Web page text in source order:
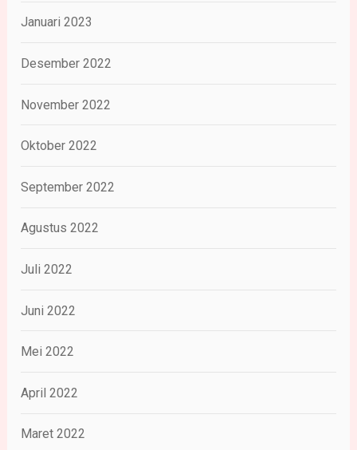
Januari 2023
Desember 2022
November 2022
Oktober 2022
September 2022
Agustus 2022
Juli 2022
Juni 2022
Mei 2022
April 2022
Maret 2022